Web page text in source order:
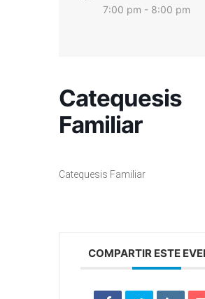
7:00 pm - 8:00 pm
Catequesis
Familiar
Catequesis Familiar
COMPARTIR ESTE